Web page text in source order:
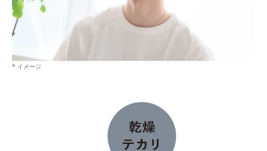
* イメージ